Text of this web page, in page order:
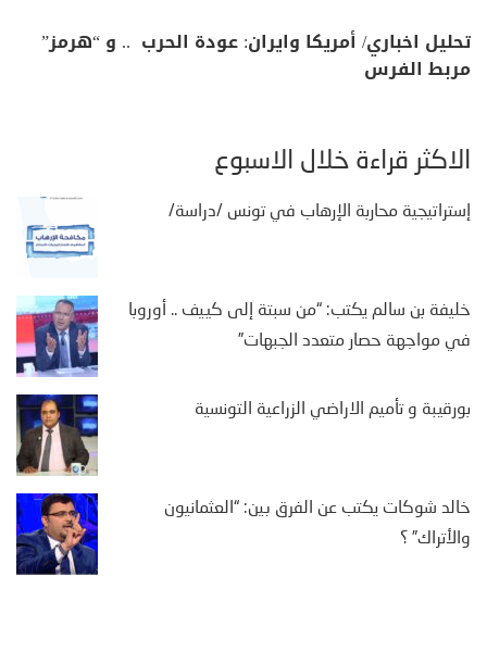
تحليل اخباري/ أمريكا وايران: عودة الحرب .. و “هرمز”
مربط الفرس
الأكثر قراءة خلال الأسبوع
إستراتيجية محاربة الإرهاب في تونس /دراسة/
خليفة بن سالم يكتب: “من سبتة إلى كييف .. أوروبا
في مواجهة حصار متعدد الجبهات”
بورقيبة و تأميم الاراضي الزراعية التونسية
خالد شوكات يكتب عن الفرق بين: “العثمانيون
والأتراك” ؟